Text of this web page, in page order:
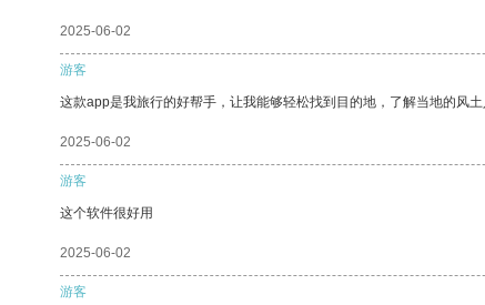
2025-06-02
游客
这款app是我旅行的好帮手，让我能够轻松找到目的地，了解当地的风土
2025-06-02
游客
这个软件很好用
2025-06-02
游客